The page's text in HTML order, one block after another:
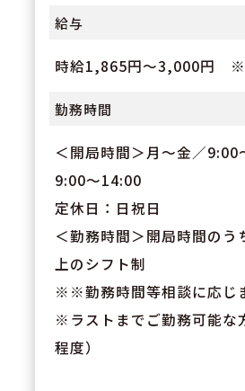
給与
時給1,865円～3,000円 ※
勤務時間
＜開局時間＞月～金／9:00
9:00～14:00
定休日：日祝日
＜勤務時間＞開局時間のう
上のシフト制
※※勤務時間等相談に応じ
※ラストまでご勤務可能な
程度）